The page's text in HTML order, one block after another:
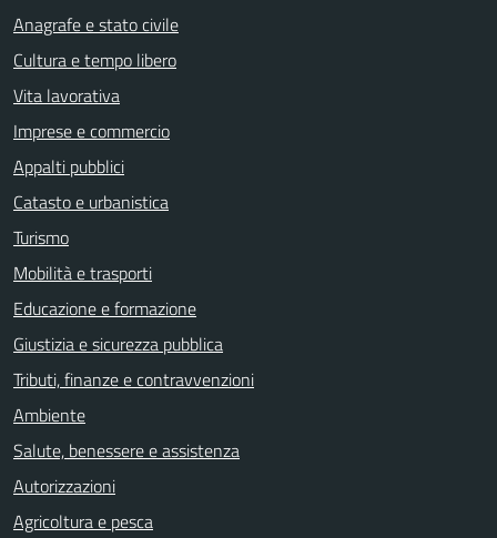
Anagrafe e stato civile
Cultura e tempo libero
Vita lavorativa
Imprese e commercio
Appalti pubblici
Catasto e urbanistica
Turismo
Mobilità e trasporti
Educazione e formazione
Giustizia e sicurezza pubblica
Tributi, finanze e contravvenzioni
Ambiente
Salute, benessere e assistenza
Autorizzazioni
Agricoltura e pesca